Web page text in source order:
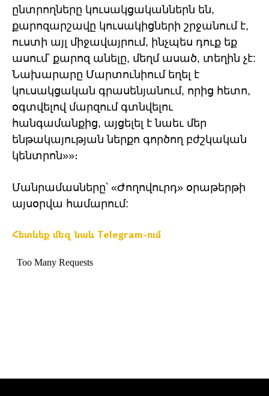
ընտրողները կուսակցականներն են,
քարոզարշավը կուսակիցների շրջանում է,
ուստի այլ միջավայրում, ինչպես դուք եք
ասում՝ քարոզ անելը, մեղմ ասած, տեղին չէ:
Նախարարը Մարտունիում եղել է
կուսակցական գրասենյանում, որից հետո,
օգտվելով մարզում գտնվելու
հանգամանքից, այցելել է նաեւ մեր
ենթակայության ներքո գործող բժշկական
կենտրոն»»։
Մանրամասները՝ «Ժողովուրդ» օրաթերթի
այսօրվա համարում:
Հետևեք մեզ նաև Telegram-ում